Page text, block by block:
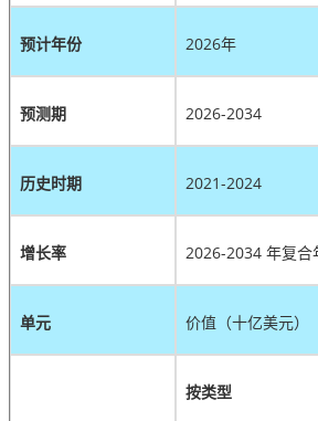
预计年份 2026年
预测期 2026-2034
历史时期 2021-2024
增长率 2026-2034 年复合
单元 价值（十亿美元）
按类型